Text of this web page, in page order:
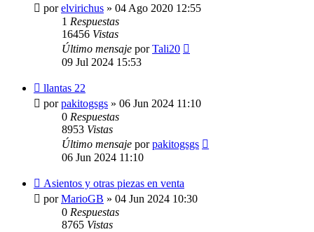
porelvirichus » 04 Ago 2020 12:55
1 Respuestas
16456 Vistas
Último mensaje porTali20
09 Jul 2024 15:53
llantas 22
porpakitogsgs » 06 Jun 2024 11:10
0 Respuestas
8953 Vistas
Último mensaje porpakitogsgs
06 Jun 2024 11:10
Asientos y otras piezas en venta
porMarioGB » 04 Jun 2024 10:30
0 Respuestas
8765 Vistas